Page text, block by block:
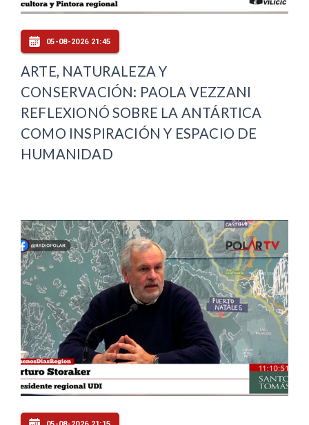
05-08-2026 21:45
ARTE, NATURALEZA Y
CONSERVACIÓN: PAOLA VEZZANI
REFLEXIONÓ SOBRE LA ANTÁRTICA
COMO INSPIRACIÓN Y ESPACIO DE
HUMANIDAD